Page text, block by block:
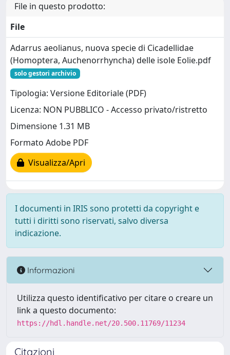
File in questo prodotto:
File
Adarrus aeolianus, nuova specie di Cicadellidae
(Homoptera, Auchenorrhyncha) delle isole Eolie.pdf
solo gestori archivio
Tipologia: Versione Editoriale (PDF)
Licenza: NON PUBBLICO - Accesso privato/ristretto
Dimensione 1.31 MB
Formato Adobe PDF
Visualizza/Apri
I documenti in IRIS sono protetti da copyright e
tutti i diritti sono riservati, salvo diversa
indicazione.
Informazioni
Utilizza questo identificativo per citare o creare un
link a questo documento:
https://hdl.handle.net/20.500.11769/11234
Citazioni